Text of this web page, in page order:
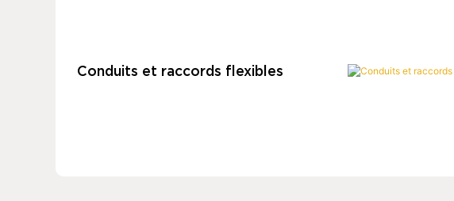
Conduits et raccords flexibles